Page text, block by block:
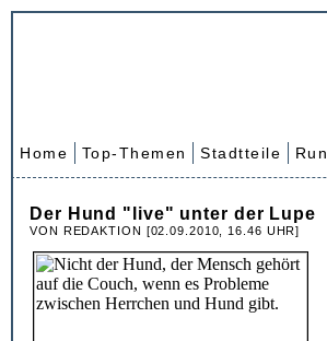
Home Top-Themen Stadtteile
Der Hund "live" unter der Lupe
VON REDAKTION [02.09.2010, 16.46 UHR]